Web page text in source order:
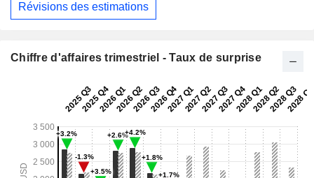
Révisions des estimations
Chiffre d'affaires trimestriel - Taux de surprise